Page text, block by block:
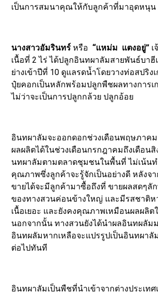
เป็นการสมนาคุณให้กับลูกค้าที่มาอุดหนุน
นางสาวอัมรินทร์ หรือ “แหม่ม แตงอยู่”
เนื้อที่ 2 ไร่ ได้ปลูกอินทผาลัมสายพันธ์บาฮี
ย่างเข้าปีที่ 10 ดูแลรดน้ำโดยวางท่อสปริง
ปุ๋ยคอกเป็นหลักพร้อมปลูกพืชผลทางการเ
ไม่ว่าจะเป็นการปลูกกล้วย ปลูกอ้อย
อินทผาลัมจะออกดอกช่วงเดือนพฤษภาคม
ผลผลิตได้ในช่วงเดือนกรกฎาคมถึงเดือน
นทผาลัมตามตลาดชุมชนในพื้นที่ ไม่เน้น
คุณภาพซึ่งลูกค้าจะรู้จักเป็นอย่างดี หลังจ
ขายได้จะมีลูกค้ามาซื้อถึงที่ ขายผลสดๆ
ของทางสวนค่อนข้างใหญ่ และมีรสชาติห
เนื้อเยอะ และยังคงคุณภาพเหมือนผลผลิต
นอกจากนั้น ทางสวนยังได้นำผลอินทผลัม
อินทผลัมหากเหลือจะแปรรูปเป็นอินทผาลั
ต่อไปทันที
อินทผาลัมเป็นพืชที่นำเข้าจากต่างประเท